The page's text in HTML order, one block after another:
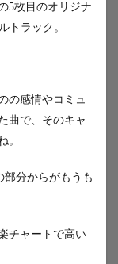
5枚目のオリジナ
トラック。
の感情やコミュ
曲で、そのキャ
。
部分からがもうも
チャートで高い